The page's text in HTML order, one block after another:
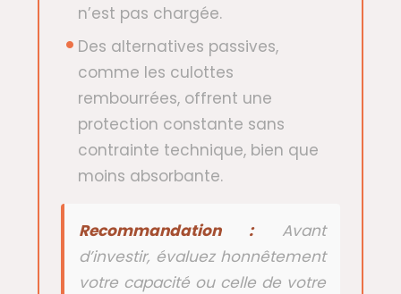
n’est pas chargée.
Des alternatives passives,
comme les culottes
rembourrées, offrent une
protection constante sans
contrainte technique, bien que
moins absorbante.
Recommandation :Avant
d’investir, évaluez honnêtement
votre capacité ou celle de votre